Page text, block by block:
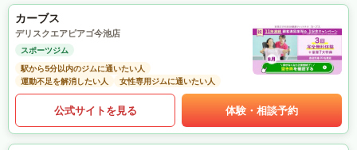
カーブス
デリスクエアピアゴ今池店
スポーツジム
駅から5分以内のジムに通いたい人
運動不足を解消したい人
女性専用ジムに通いたい人
公式サイトを見る 体験・相談予約